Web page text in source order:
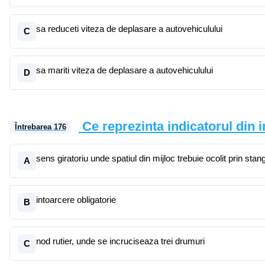
C sa reduceti viteza de deplasare a autovehiculului
D sa mariti viteza de deplasare a autovehiculului
Întrebarea 176 Ce reprezinta indicatorul din
A sens giratoriu unde spatiul din mijloc trebuie ocolit prin
B intoarcere obligatorie
C nod rutier, unde se incruciseaza trei drumuri